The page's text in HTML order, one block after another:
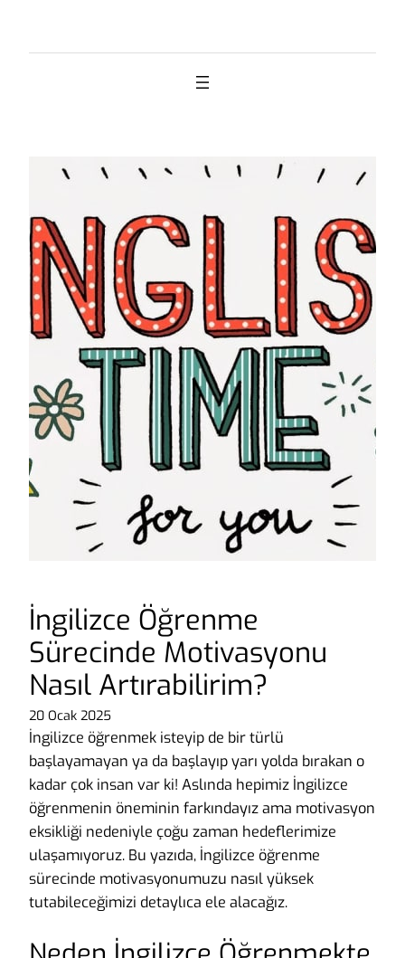
İngilizce Öğrenme
Sürecinde Motivasyonu
Nasıl Artırabilirim?
20 Ocak 2025
İngilizce öğrenmek isteyip de bir türlü
başlayamayan ya da başlayıp yarı yolda bırakan o
kadar çok insan var ki! Aslında hepimiz İngilizce
öğrenmenin öneminin farkındayız ama motivasyon
eksikliği nedeniyle çoğu zaman hedeflerimize
ulaşamıyoruz. Bu yazıda, İngilizce öğrenme
sürecinde motivasyonumuzu nasıl yüksek
tutabileceğimizi detaylıca ele alacağız.